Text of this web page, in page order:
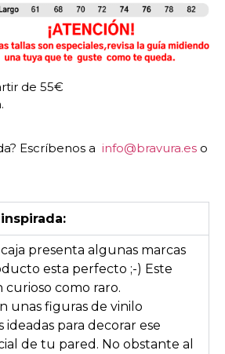
de 55€
Escríbenos a info@bravura.es o
caja presenta algunas marcas
esta perfecto ;-) Este
como raro.
unas figuras de vinilo
para decorar ese
de tu pared. No obstante al